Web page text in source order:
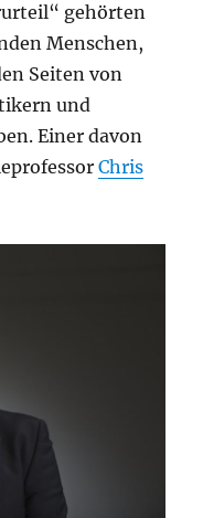
gehörten
Menschen,
Seiten von
und
Einer davon
Chris